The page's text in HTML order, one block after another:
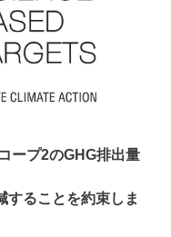
ープ2のGHG排出量
することを約束しま